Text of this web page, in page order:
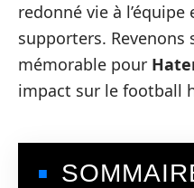
redonné vie à
supporters. Revenons
mémorable pour
impact sur le football